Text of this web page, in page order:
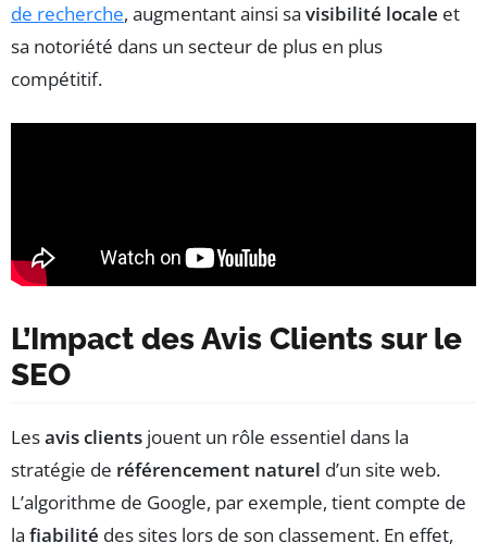
de recherche, augmentant ainsi sa visibilité locale et
sa notoriété dans un secteur de plus en plus
compétitif.
L’Impact des Avis Clients sur le
SEO
Lesavis clients jouent un rôle essentiel dans la
stratégie de référencement naturel d’un site web.
L’algorithme de Google, par exemple, tient compte de
la fiabilité des sites lors de son classement. En effet,